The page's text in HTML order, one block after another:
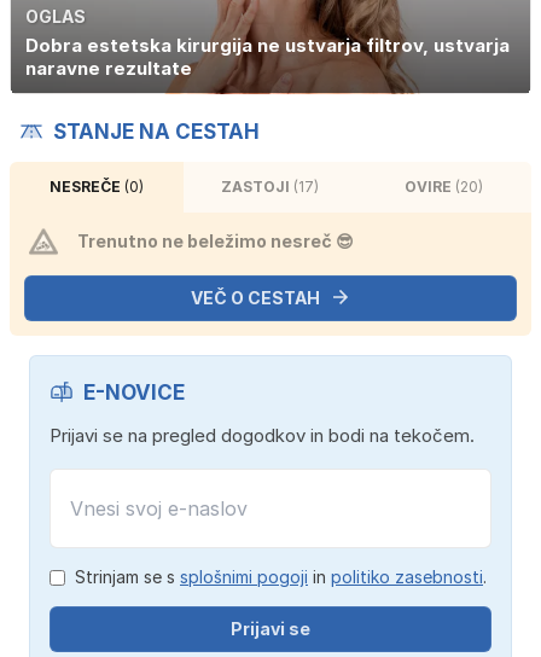
OGLAS
Dobra estetska kirurgija ne ustvarja filtrov, ustvarja
naravne rezultate
STANJE NA CESTAH
NESREČE (0) ZASTOJI (17) OVIRE (20)
Trenutno ne beležimo nesreč 😎
VEČ O CESTAH
E-NOVICE
Prijavi se na pregled dogodkov in bodi na tekočem.
Strinjam se s splošnimi pogoji in politiko zasebnosti.
Prijavi se